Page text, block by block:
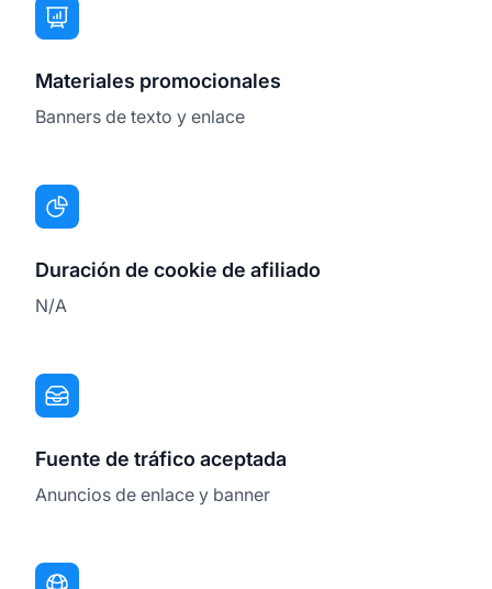
Materiales promocionales
Banners de texto y enlace
Duración de cookie de afiliado
N/A
Fuente de tráfico aceptada
Anuncios de enlace y banner